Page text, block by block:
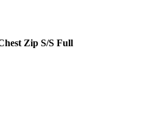
Zip S/S Full